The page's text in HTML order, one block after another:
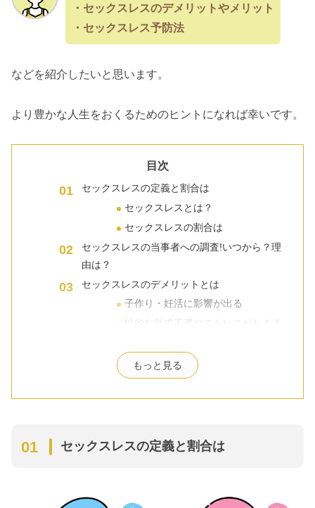
・セックスレスのデメリットやメリット
・セックスレス予防法
などを紹介したいと思います。
より豊かな人生をおくるためのヒントになれば幸いです。
目次
セックスレスの定義と割合は
セックスレスとは？
セックスレスの割合は
セックスレスの当事者への調査!いつから？理
由は？
セックスレスのデメリットとは
子作り・妊活に影響が出る
性的な欲求不満やストレスがたまる
相手への気持ちが冷める
身体的なデメリットも
セックスレスにメリットはある?
性行為の時間帯や場所、内容のバリ
もっと見る
セックスレスの定義と割合は